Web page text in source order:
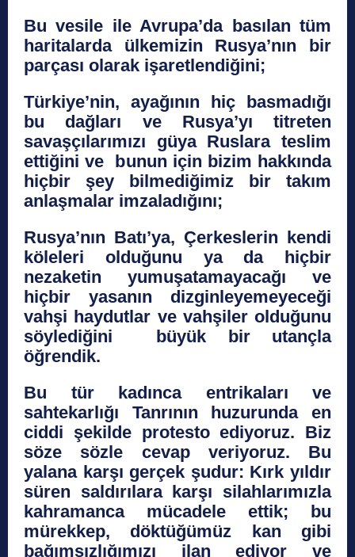
Bu vesile ile Avrupa’da basılan tüm
haritalarda ülkemizin Rusya’nın bir
parçası olarak işaretlendiğini;
Türkiye’nin, ayağının hiç basmadığı
bu dağları ve Rusya’yı titreten
savaşçılarımızı güya Ruslara teslim
ettiğini ve bunun için bizim hakkında
hiçbir şey bilmediğimiz bir takım
anlaşmalar imzaladığını;
Rusya’nın Batı’ya, Çerkeslerin kendi
köleleri olduğunu ya da hiçbir
nezaketin yumuşatamayacağı ve
hiçbir yasanın dizginleyemeyeceği
vahşi haydutlar ve vahşiler olduğunu
söylediğini büyük bir utançla
öğrendik.
Bu tür kadınca entrikaları ve
sahtekarlığı Tanrının huzurunda en
ciddi şekilde protesto ediyoruz. Biz
söze sözle cevap veriyoruz. Bu
yalana karşı gerçek şudur: Kırk yıldır
süren saldırılara karşı silahlarımızla
kahramanca mücadele ettik; bu
mürekkep, döktüğümüz kan gibi
bağımsızlığımızı ilan ediyor ve